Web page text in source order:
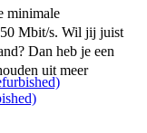
minimale
Mbit/s. Wil jij juist
Dan heb je een
uit meer